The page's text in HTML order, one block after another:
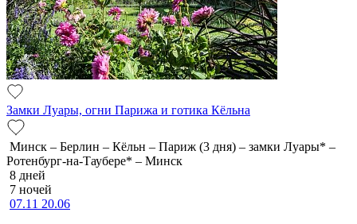
Замки Луары, огни Парижа и готика Кёльна
Минск – Берлин – Кёльн – Париж (3 дня) – замки Луары* –
Ротенбург-на-Таубере* – Минск
8 дней
7 ночей
07.11 20.06